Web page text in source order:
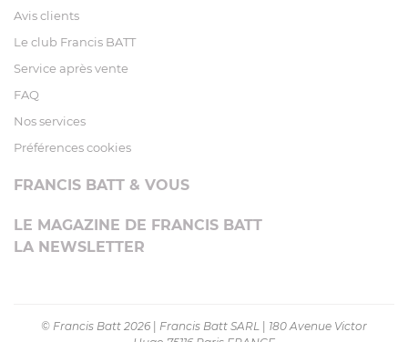
Avis clients
Le club Francis BATT
Service après vente
FAQ
Nos services
Préférences cookies
FRANCIS BATT & VOUS
LE MAGAZINE DE FRANCIS BATT
LA NEWSLETTER
© Francis Batt 2026 Francis Batt SARL
180 Avenue Victor